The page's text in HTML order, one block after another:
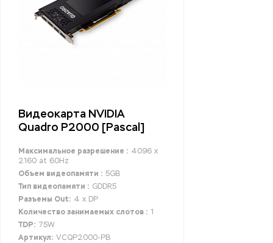
Видеокарта NVIDIA
Quadro P2000 [Pascal]
Максимальное разрешение : 4096 x
2160 at 60Hz
Объем видеопамяти : 5GB
Тип видеопамяти : GDDR5
Разъемы Out: 4 x DP
Количество занимаемых слотов : 1
TDP: 75W
Артикул: VCQP2000-PB